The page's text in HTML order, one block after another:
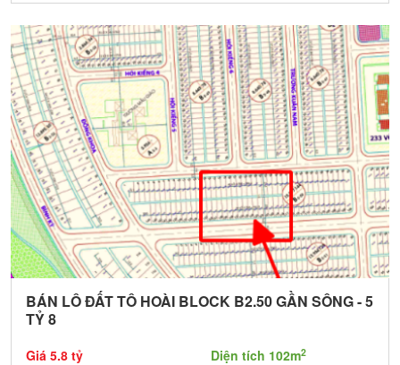
BÁN LÔ ĐẤT TÔ HOÀI BLOCK B2.50 GẦN SÔNG - 5
TỶ 8
Giá 5.8 tỷ Diện tích 102m2